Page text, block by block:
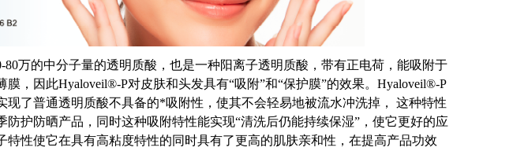
万的中分子量的透明质酸，也是一种阳离子透明质酸，带有正电荷，能吸附于
，因此Hyaloveil®-P对皮肤和头发具有“吸附”和“保护膜”的效果。Hyaloveil®-P
了普通透明质酸不具备的*吸附性，使其不会轻易地被流水冲洗掉， 这种特性
护防晒产品，同时这种吸附特性能实现“清洗后仍能持续保湿”，使它更好的应
性使它在具有高粘度特性的同时具有了更高的肌肤亲和性，在提高产品功效